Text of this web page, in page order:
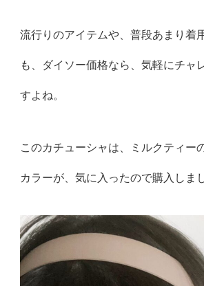
流行りのアイテムや、普段あまり着
も、ダイソー価格なら、気軽にチャ
すよね。
このカチューシャは、ミルクティー
カラーが、気に入ったので購入しま